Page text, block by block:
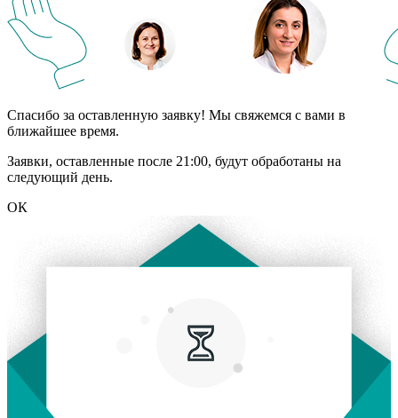
Спасибо за оставленную заявку! Мы свяжемся с вами в
ближайшее время.
Заявки, оставленные после 21:00, будут обработаны на
следующий день.
ОК